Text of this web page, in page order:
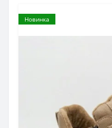
Новинка